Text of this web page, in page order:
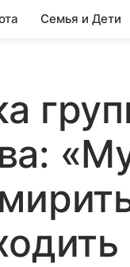
Семья и Дети